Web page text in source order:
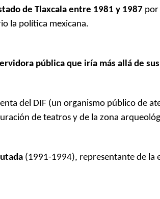
de Tlaxcala entre 1981 y 1987 por
la política mexicana.
pública que iría más allá de
del DIF (un organismo público de
de teatros y de la zona
(1991-1994), representante de la